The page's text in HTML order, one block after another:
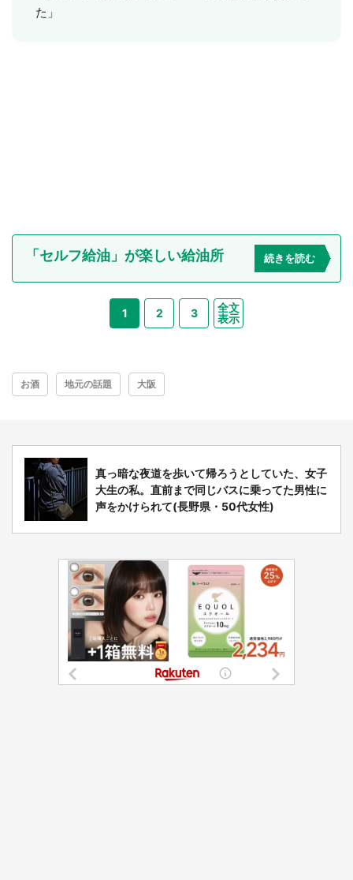
た」
「セルフ給油」が楽しい給油所 続きを読む
1 2 3
全文
表示
お酒 地元の話題 大阪
真っ暗な夜道を歩いて帰ろうとしていた、女子
大生の私。直前まで同じバスに乗ってた男性に
声をかけられて(長野県・50代女性)